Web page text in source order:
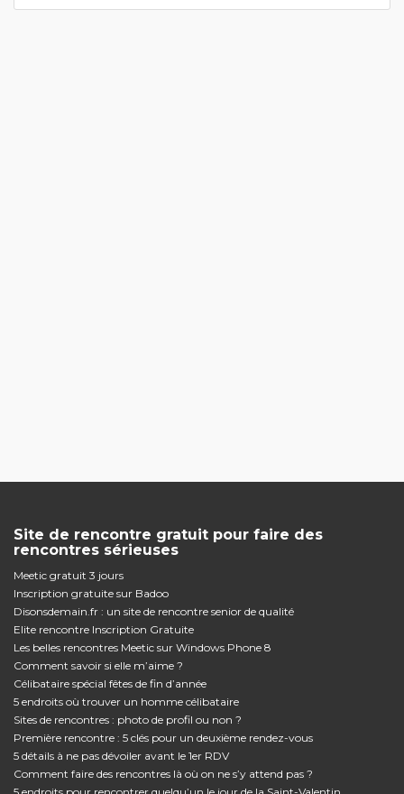
Site de rencontre gratuit pour faire des
rencontres sérieuses
Meetic gratuit 3 jours
Inscription gratuite sur Badoo
Disonsdemain.fr : un site de rencontre senior de qualité
Elite rencontre Inscription Gratuite
Les belles rencontres Meetic sur Windows Phone 8
Comment savoir si elle m’aime ?
Célibataire spécial fêtes de fin d’année
5 endroits où trouver un homme célibataire
Sites de rencontres : photo de profil ou non ?
Première rencontre : 5 clés pour un deuxième rendez-vous
5 détails à ne pas dévoiler avant le 1er RDV
Comment faire des rencontres là où on ne s’y attend pas ?
5 endroits pour rencontrer quelqu’un le jour de la Saint-Valentin